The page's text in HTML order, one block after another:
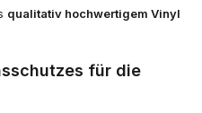
qualitativ hochwertigem Vinyl
für die